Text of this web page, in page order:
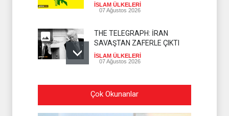
İSLAM ÜLKELERİ
07 Ağustos 2026
THE TELEGRAPH: İRAN
SAVAŞTAN ZAFERLE ÇIKTI
İSLAM ÜLKELERİ
07 Ağustos 2026
MOSSAD'DA İRAN DEPREMİ
SİYONİST REJİM
Çok Okunanlar